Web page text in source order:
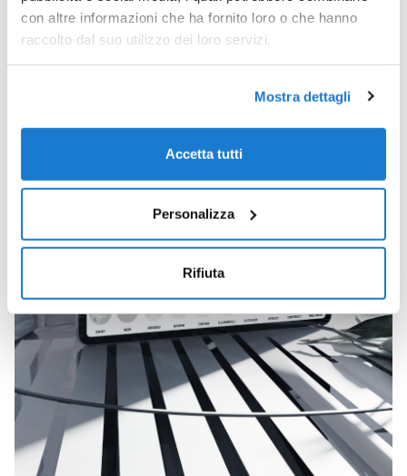
con altre informazioni che ha fornito loro o che hanno
raccolto dal suo utilizzo dei loro servizi.
Mostra dettagli
Accetta tutti
Personalizza
Rifiuta